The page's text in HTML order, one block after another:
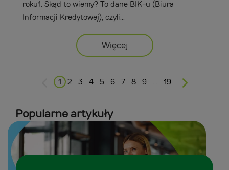
roku1. Skąd to wiemy? To dane BIK-u (Biura
Informacji Kredytowej), czyli...
Więcej
1 2 3 4 5 6 7 8 9 … 19
Popularne artykuły